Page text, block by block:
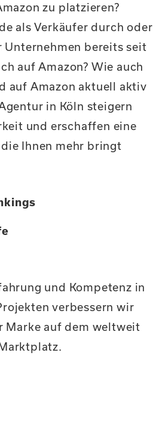
zu platzieren?
als Verkäufer durch oder
Unternehmen bereits seit
auf Amazon? Wie auch
auf Amazon aktuell aktiv
in Köln steigern
und erschaffen eine
Ihnen mehr bringt
und Kompetenz in
verbessern wir
Marke auf dem weltweit